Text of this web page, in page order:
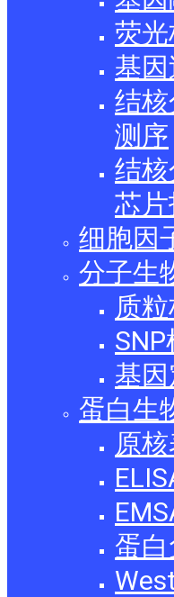
荧
基
结
测序
结
芯
细胞因
分子生
质
SNP
基
蛋白生
原
蛋